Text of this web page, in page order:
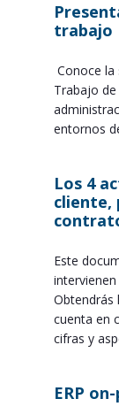
trabajo
Conoce la
Trabajo
entornos
Los 4
cliente,
Este
Obtendrás
cuenta en
cifras y
ERP